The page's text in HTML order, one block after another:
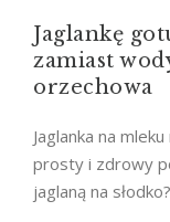
Jaglankę
zamiast
orzechowa
Jaglanka na
prosty i zdrowy
jaglaną na